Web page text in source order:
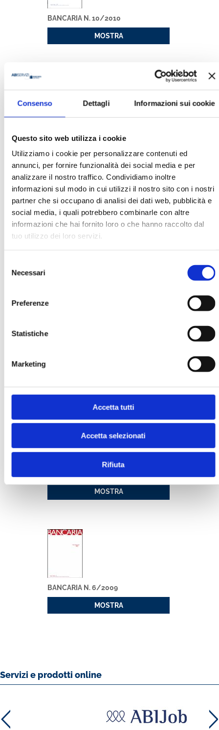
Consenso Dettagli Informazioni sui cookie
Questo sito web utilizza i cookie
Utilizziamo i cookie per personalizzare contenuti ed
annunci, per fornire funzionalità dei social media e per
analizzare il nostro traffico. Condividiamo inoltre
informazioni sul modo in cui utilizzi il nostro sito con i nostri
partner che si occupano di analisi dei dati web, pubblicità e
social media, i quali potrebbero combinarle con altre
informazioni che hai fornito loro o che hanno raccolto dal
tuo utilizzo dei loro servizi.
delNecessari
Preferenze
Statistiche
Marketing
Accetta tutti
Accetta selezionati
Rifiuta
BANCARIA N. 10/2010
MOSTRA
MOSTRA
MOSTRA
BANCARIA N. 6/2009
MOSTRA
Servizi e prodotti online